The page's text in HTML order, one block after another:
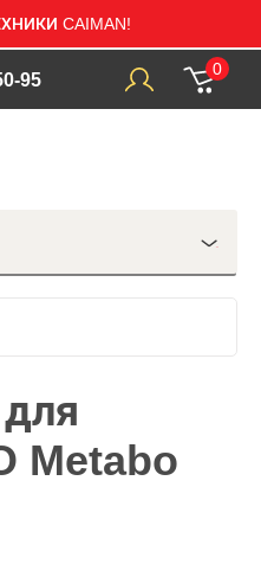
CAIMAN!
95
0
Metabo